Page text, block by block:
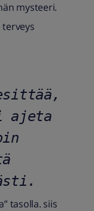
mysteeri.
ajeta
tasolla. siis